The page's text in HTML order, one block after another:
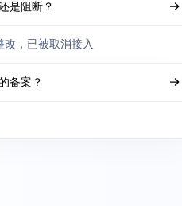
是阻断？
，已被取消接入
备案？